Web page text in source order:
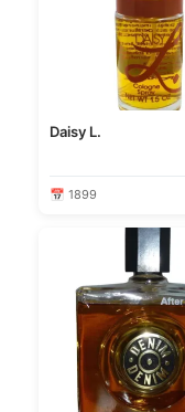
Daisy L.
📅 1899